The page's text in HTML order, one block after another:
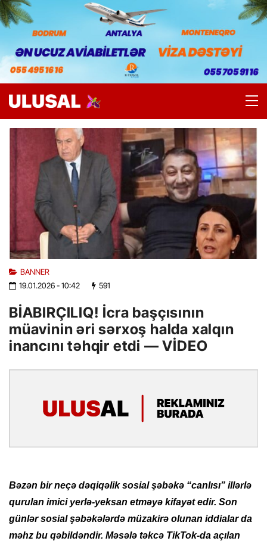
BANNER
19.01.2026- 10:42 591
BİABIRÇILIQ! İcra başçısının
müavinin əri sərxoş halda xalqın
inancını təhqir etdi — VİDEO
Bəzən bir neçə dəqiqəlik sosial şəbəkə “canlısı” illərlə
qurulan imici yerlə-yeksan etməyə kifayət edir. Son
günlər sosial şəbəkələrdə müzakirə olunan iddialar da
məhz bu qəbildəndir. Məsələ təkcə TikTok-da açılan